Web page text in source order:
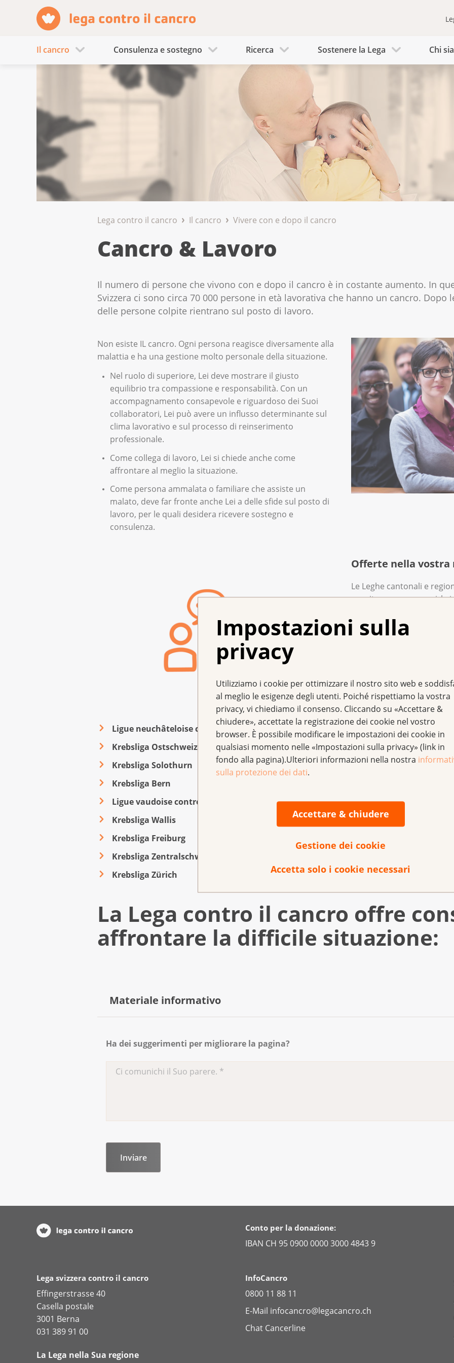
Impostazioni sulla
privacy
Utilizziamo i cookie per ottimizzare il nostro sito web e
al meglio le esigenze degli utenti. Poiché rispettiamo la vostra
privacy, vi chiediamo il consenso. Cliccando su «Accettare &
chiudere», accettate la registrazione dei cookie nel vostro
browser. È possibile modificare le impostazioni dei cookie in
qualsiasi momento nelle «Impostazioni sulla privacy» (link in
fondo alla pagina).Ulteriori informazioni nella nostra
sulla protezione dei dati.
Accettare & chiudere
Gestione dei cookie
Accetta solo i cookie necessari
Il cancro Consulenza e sostegno Ricerca Sostenere la Lega Chi
Lega contro il cancro Il cancro Vivere con e dopo il cancro
Cancro & Lavoro
Il numero di persone che vivono con e dopo il cancro è in costante aumento. In
Svizzera ci sono circa 70 000 persone in età lavorativa che hanno un cancro. Dopo
delle persone colpite rientrano sul posto di lavoro.
Non esiste IL cancro. Ogni persona reagisce diversamente alla
malattia e ha una gestione molto personale della situazione.
Nel ruolo di superiore, Lei deve mostrare il giusto
equilibrio tra compassione e responsabilità. Con un
accompagnamento consapevole e riguardoso dei Suoi
collaboratori, Lei può avere un influsso determinante sul
clima lavorativo e sul processo di reinserimento
professionale.
Come collega di lavoro, Lei si chiede anche come
affrontare al meglio la situazione.
Come persona ammalata o familiare che assiste un
malato, deve far fronte anche Lei a delle sfide sul posto di
lavoro, per le quali desidera ricevere sostegno e
consulenza.
Offerte nella vostra
Le Leghe cantonali e
seguito possono seguirla
cercare soluzioni
specifiche intorno al tema
vostra lega cantonale o
Ligue neuchâteloise contre le cancer
Krebsliga Ostschweiz
Krebsliga Solothurn
Krebsliga Bern
Ligue vaudoise contre le cancer
Krebsliga Wallis
Krebsliga Freiburg
Krebsliga Zentralschweiz
Krebsliga Zürich
La Lega contro il cancro offre
affrontare la difficile situazione:
Materiale informativo
Opuscolo - Cancro: le sfide da affrontare sul posto di lavoro. Una guida per i
Opuscolo - La mia collega, il mio collega ha il cancro
Opuscolo - Una collaboratrice, un collaboratore ha il cancro
Opuscolo - An Employee has Cancer (in inglese)
Opuscolo - My Work Colleague has Cancer (in inglese)
Ha dei suggerimenti per migliorare la pagina?
Conto per la donazione:
IBAN CH 95 0900 0000 3000 4843 9
Lega svizzera contro il cancro
Effingerstrasse 40
Casella postale
3001 Berna
031 389 91 00
La Lega nella Sua regione
InfoCancro
0800 11 88 11
E-Mail infocancro@legacancro.ch
Chat Cancerline